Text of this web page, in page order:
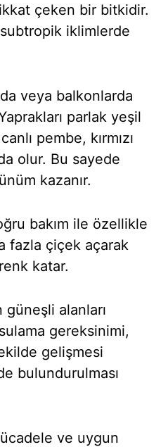
çeken bir bitkidir.
iklimlerde
veya balkonlarda
parlak yeşil
pembe, kırmızı
olur. Bu sayede
kazanır.
bakım ile özellikle
fazla çiçek açarak
katar.
alanları
gereksinimi,
gelişmesi
bulundurulması
ve uygun